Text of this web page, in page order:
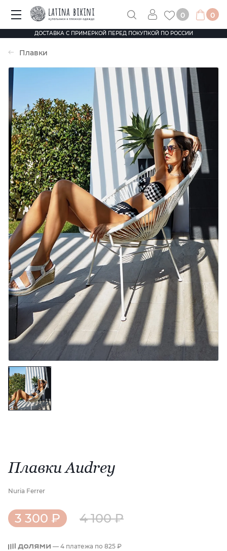
ДОСТАВКА С ПРИМЕРКОЙ ПЕРЕД ПОКУПКОЙ ПО РОССИИ
0 0
Плавки
Плавки Audrey
Nuria Ferrer
3 300 ₽ 4 100 ₽
— 4 платежа по 825 ₽